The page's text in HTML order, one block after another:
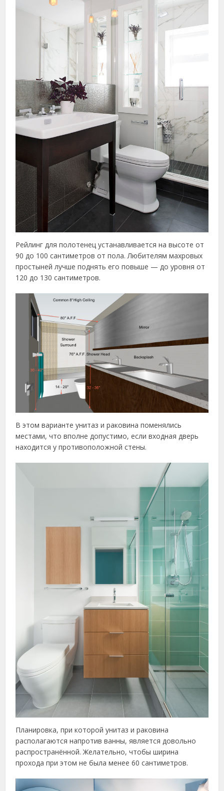
Рейлинг для полотенец устанавливается на высоте от
90 до 100 сантиметров от пола. Любителям махровых
простыней лучше поднять его повыше — до уровня от
120 до 130 сантиметров.
В этом варианте унитаз и раковина поменялись
местами, что вполне допустимо, если входная дверь
находится у противоположной стены.
Планировка, при которой унитаз и раковина
располагаются напротив ванны, является довольно
распространённой. Желательно, чтобы ширина
прохода при этом не была менее 60 сантиметров.